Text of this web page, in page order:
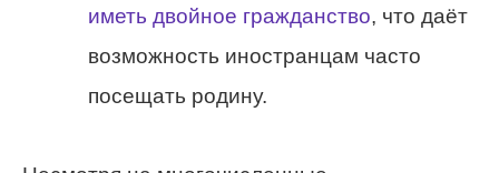
иметь двойное гражданство, что даёт
возможность иностранцам часто
посещать родину.